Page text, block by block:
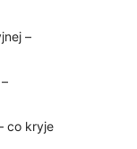
–
co kryje